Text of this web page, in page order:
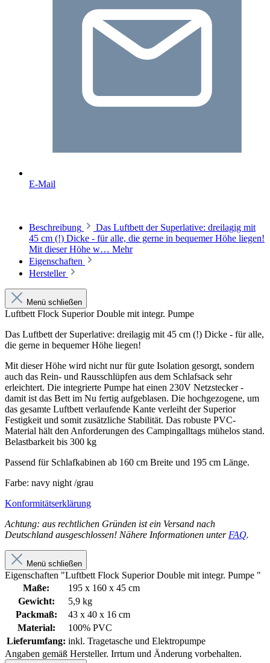
E-Mail
Beschreibung
Das Luftbett der Superlative: dreilagig mit
45 cm (!) Dicke - für alle, die gerne in bequemer Höhe liegen!
Mit dieser Höhe w… Mehr
Eigenschaften
Hersteller
Menü schließen
Luftbett Flock Superior Double mit integr. Pumpe
Das Luftbett der Superlative: dreilagig mit 45 cm (!) Dicke - für alle,
die gerne in bequemer Höhe liegen!
Mit dieser Höhe wird nicht nur für gute Isolation gesorgt, sondern
auch das Rein- und Rausschlüpfen aus dem Schlafsack sehr
erleichtert. Die integrierte Pumpe hat einen 230V Netzstecker -
damit ist das Bett im Nu fertig aufgeblasen. Die hochgezogene, um
das gesamte Luftbett verlaufende Kante verleiht der Superior
Festigkeit und somit zusätzliche Stabilität. Das robuste PVC-
Material hält den Anforderungen des Campingalltags mühelos stand.
Belastbarkeit bis 300 kg
Passend für Schlafkabinen ab 160 cm Breite und 195 cm Länge.
Farbe: navy night /grau
Konformitätserklärung
Achtung: aus rechtlichen Gründen ist ein Versand nach
Deutschland ausgeschlossen! Nähere Informationen unter FAQ.
Menü schließen
Eigenschaften "Luftbett Flock Superior Double mit integr. Pumpe "
Maße:
195 x 160 x 45 cm
Gewicht:
5,9 kg
Packmaß:
43 x 40 x 16 cm
Material:
100% PVC
Lieferumfang: inkl. Tragetasche und Elektropumpe
Angaben gemäß Hersteller. Irrtum und Änderung vorbehalten.